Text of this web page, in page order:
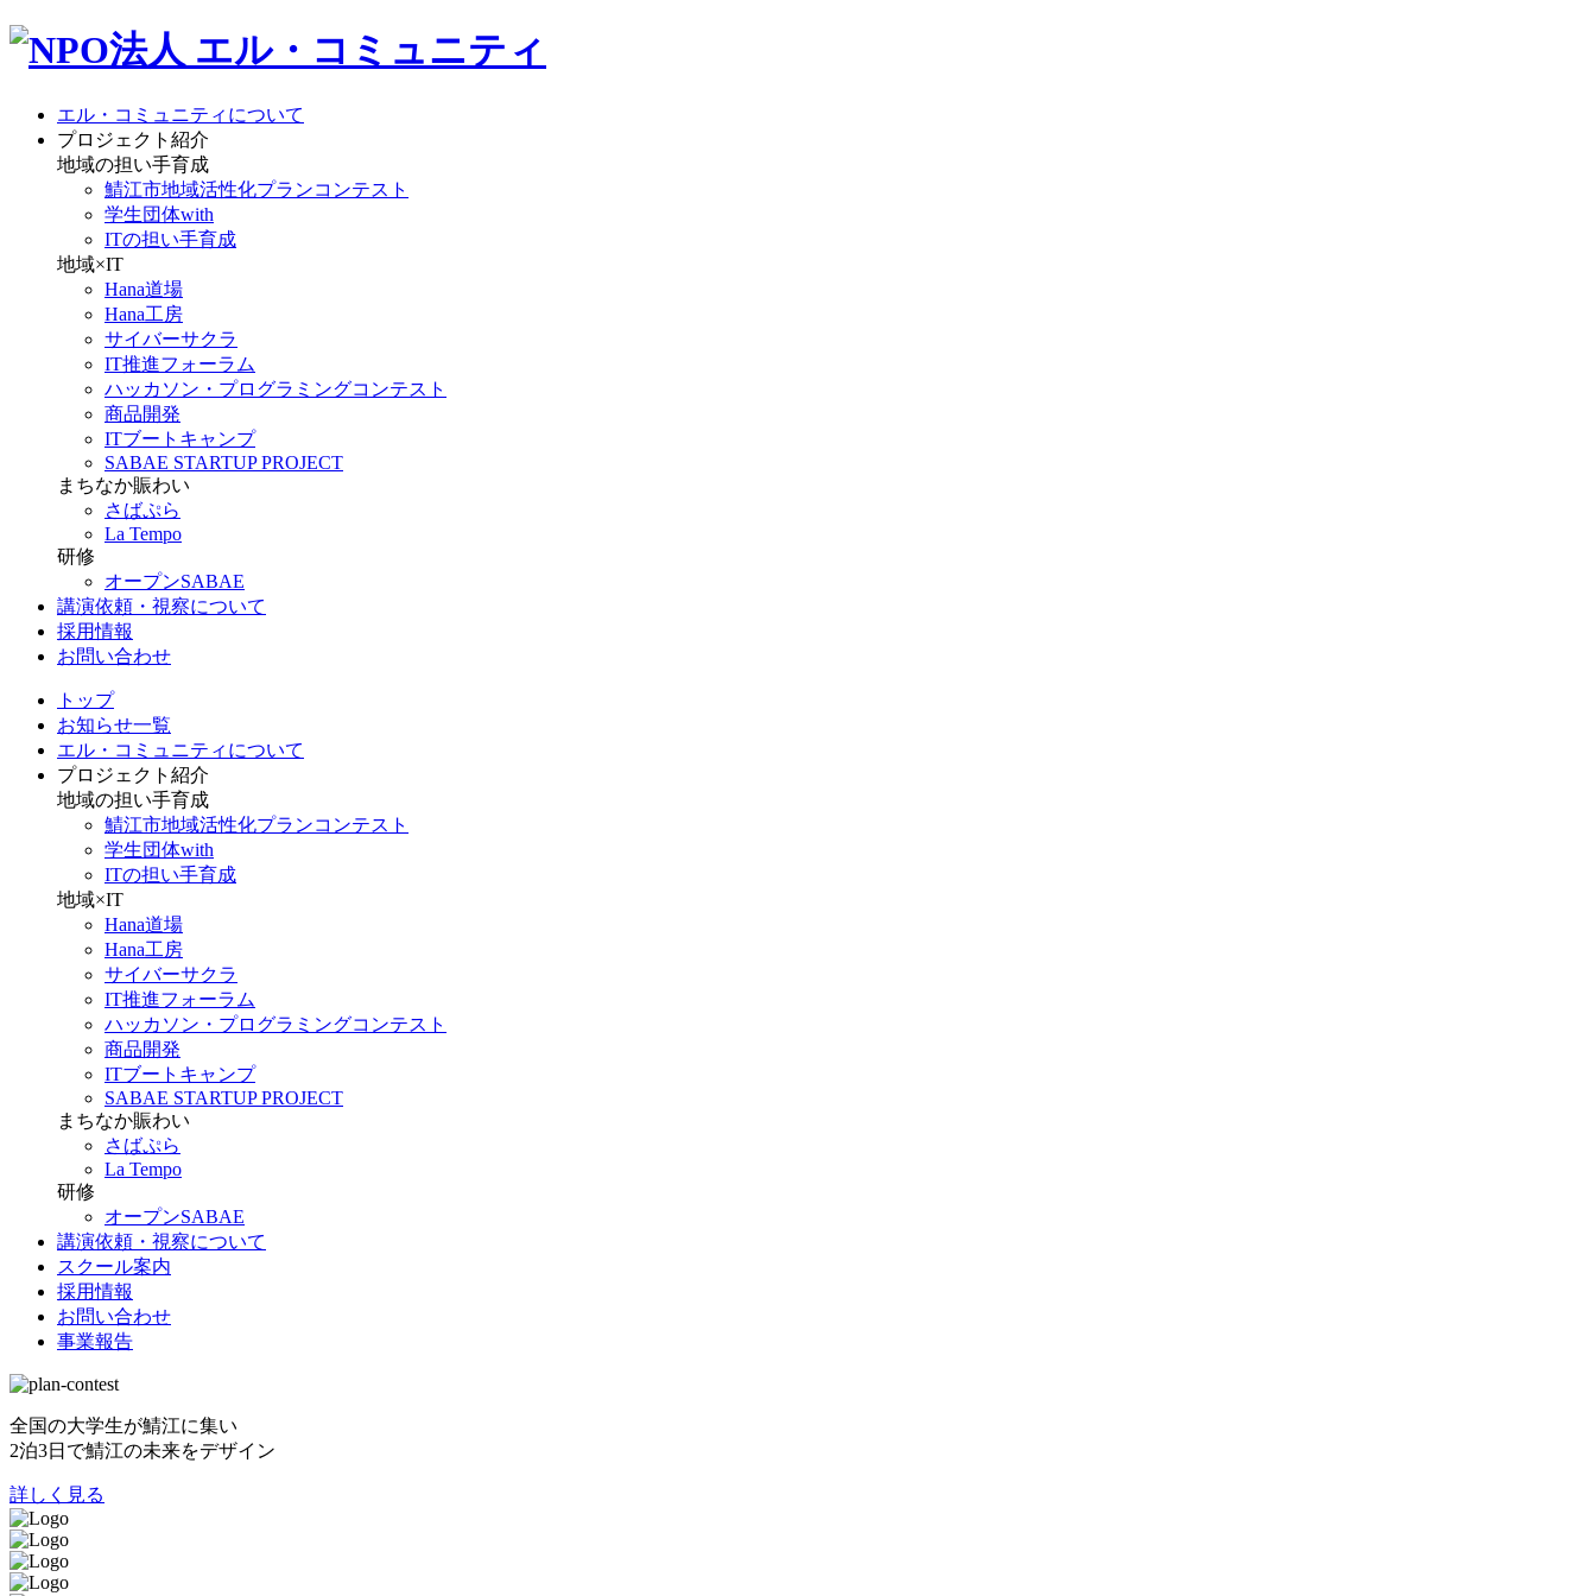
エル・コミュニティについて
プロジェクト紹介
地域の担い手育成
鯖江市地域活性化プランコンテスト
学生団体with
ITの担い手育成
地域×IT
Hana道場
Hana工房
サイバーサクラ
IT推進フォーラム
ハッカソン・プログラミングコンテスト
商品開発
ITブートキャンプ
SABAE STARTUP PROJECT
まちなか賑わい
さばぷら
La Tempo
研修
オープンSABAE
講演依頼・視察について
採用情報
お問い合わせ
トップ
お知らせ一覧
エル・コミュニティについて
プロジェクト紹介
地域の担い手育成
鯖江市地域活性化プランコンテスト
学生団体with
ITの担い手育成
地域×IT
Hana道場
Hana工房
サイバーサクラ
IT推進フォーラム
ハッカソン・プログラミングコンテスト
商品開発
ITブートキャンプ
SABAE STARTUP PROJECT
まちなか賑わい
さばぷら
La Tempo
研修
オープンSABAE
講演依頼・視察について
スクール案内
採用情報
お問い合わせ
事業報告
全国の大学生が鯖江に集い
2泊3日で鯖江の未来をデザイン
詳しく見る